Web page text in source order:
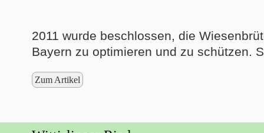
2011 wurde beschlossen, die
Bayern zu optimieren und zu schützen.
Zum Artikel